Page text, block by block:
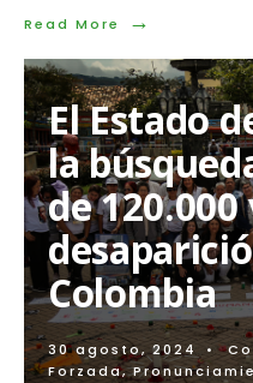
Read More →
Read
La
urgencia
de
una
política
de
Estado
para
la
búsqueda
de
las
personas
forzadamente
El Estado
la
de
Colombia
30 agosto, 2024 •
Forzada,